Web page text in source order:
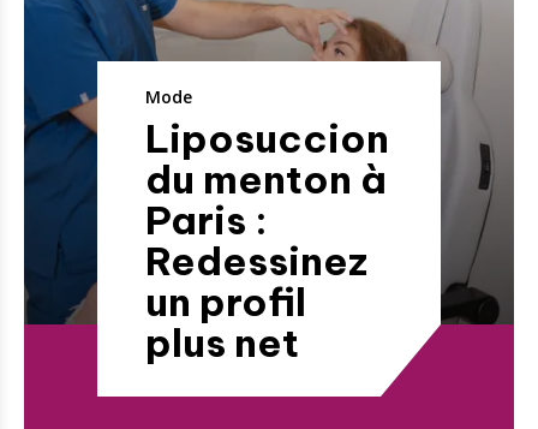
Mode
Liposuccion
du menton à
Paris :
Redessinez
un profil
plus net